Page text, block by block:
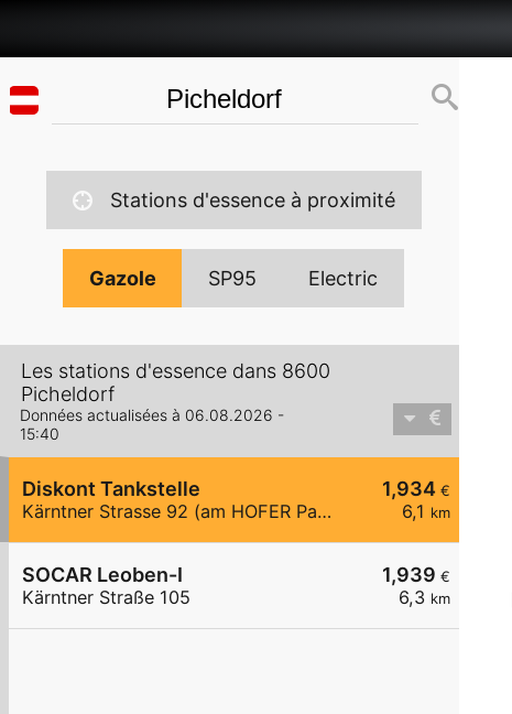
Stations d'essence à proximité
Gazole SP95 Electric
Les stations d'essence dans 8600
Picheldorf
Données actualisées à 06.08.2026 -
15:40
1,934 €
6,1 km
Diskont Tankstelle
Kärntner Strasse 92 (am HOFER Parkplatz)
1,939 €
6,3 km
SOCAR Leoben-I
Kärntner Straße 105